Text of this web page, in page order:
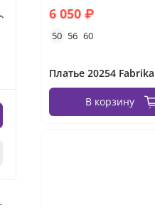
6 050 ₽
50 56 60
Платье 20254 Fabrika
В корзину